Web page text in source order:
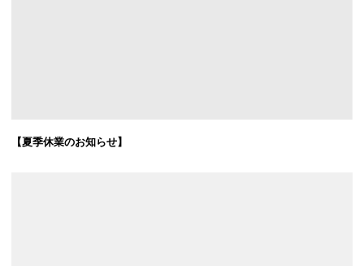
【夏季休業のお知らせ】